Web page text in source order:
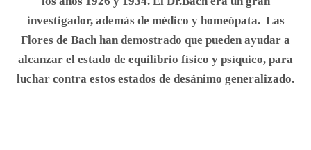
investigador, además de médico y homeópata. Las
Flores de Bach han demostrado que pueden ayudar a
alcanzar el estado de equilibrio físico y psíquico, para
luchar contra estos estados de desánimo generalizado.